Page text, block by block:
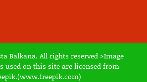
Balkana. All rights reserved >Image
used on this site are licensed from